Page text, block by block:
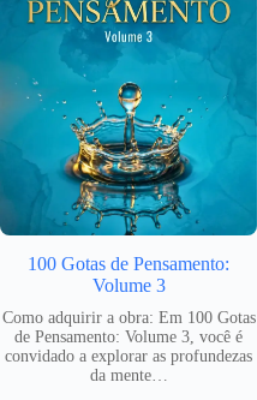
100 Gotas de Pensamento:
Volume 3
Como adquirir a obra: Em 100 Gotas
de Pensamento: Volume 3, você é
convidado a explorar as profundezas
da mente…